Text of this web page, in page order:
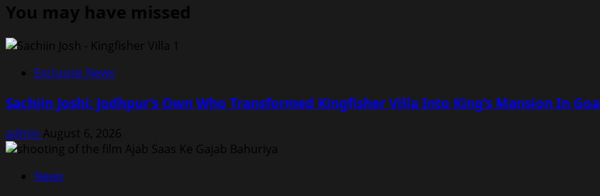
You may have missed
Exclusive News
Sachiin Joshi: Jodhpur’s Own Who Transformed Kingfisher Villa Into King’s Mansion In Goa
admin August 6, 2026
News